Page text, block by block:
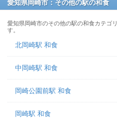
愛知県岡崎市：その他の駅の和食
愛知県岡崎市のその他の駅の和食カテゴ
す。
北岡崎駅 和食
中岡崎駅 和食
岡崎公園前駅 和食
岡崎駅 和食